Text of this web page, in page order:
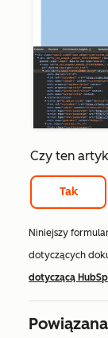
Czy ten
Tak
Niniejszy
dotyczących
dotyczącą